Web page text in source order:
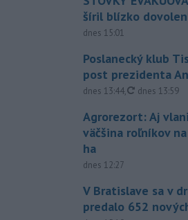
šíril blízko
dnes 15:01
Poslanecký klub
post prezidenta
dnes 13:44, aktualizované
dnes 13:59
Agrorezort: Aj
väčšina roľníkov
ha
dnes 12:27
V Bratislave sa v
predalo 652